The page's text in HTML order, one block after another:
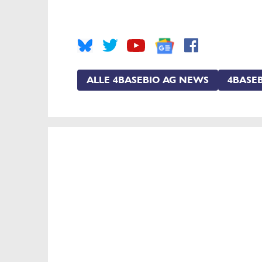
ALLE 4BASEBIO AG NEWS